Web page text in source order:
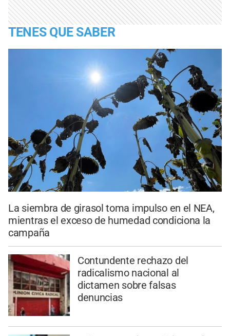
TENES QUE SABER
La siembra de girasol toma impulso en el NEA,
mientras el exceso de humedad condiciona la
campaña
Contundente rechazo del
radicalismo nacional al
dictamen sobre falsas
denuncias